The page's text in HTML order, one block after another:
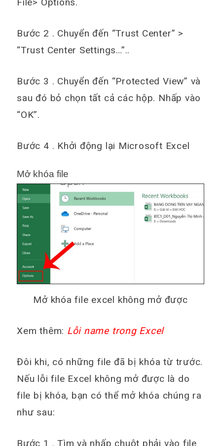
File> Options.
Bước 2 . Chuyển đến “Trust Center” >
“Trust Center Settings…”..
Bước 3 . Chuyển đến “Protected View” và
sau đó bỏ chọn tất cả các hộp. Nhấp vào
“OK”.
Bước 4 . Khởi động lại Microsoft Excel
Mở khóa file
Mở khóa file excel không mở được
Xem thêm: Lỗi name trong Excel
Đôi khi, có những file đã bị khóa từ trước.
Nếu lỗi file Excel không mở được là do
file bị khóa, bạn có thể mở khóa chúng ra
như sau:
Bước 1 . Tìm và nhấp chuột phải vào file